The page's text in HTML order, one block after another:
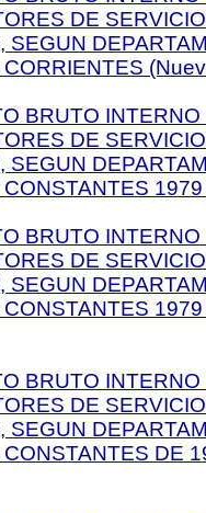
DE
SEGUN
BRUTO INTERNO
DE
SEGUN
BRUTO INTERNO
DE
SEGUN
BRUTO INTERNO
DE
SEGUN
DE